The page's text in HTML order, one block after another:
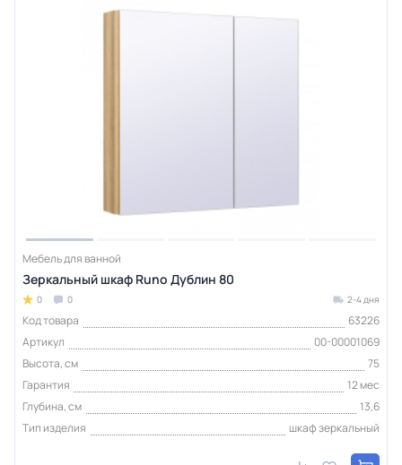
Мебель для ванной
Зеркальный шкаф Runo Дублин 80
0 0 2-4 дня
Код товара
63226
Артикул
00-00001069
Высота, см
75
Гарантия
12 мес
Глубина, см
13,6
Тип изделия
шкаф зеркальный